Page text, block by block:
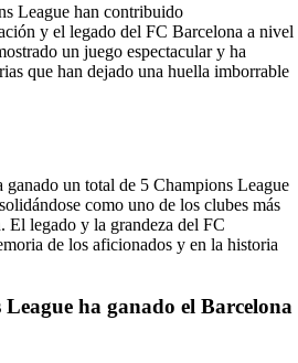
League han contribuido
y el legado del FC Barcelona a nivel
un juego espectacular y ha
que han dejado una huella imborrable
ganado un total de 5 Champions League
como uno de los clubes más
El legado y la grandeza del FC
de los aficionados y en la historia
ha ganado el Barcelona